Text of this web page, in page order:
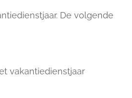
De volgende
vakantiedienstjaar